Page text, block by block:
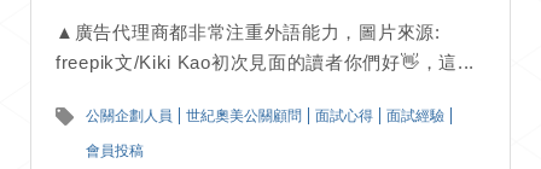
▲廣告代理商都非常注重外語能力，圖片來源:
freepik文/Kiki Kao初次見面的讀者你們好👋，這...
公關企劃人員 世紀奧美公關顧問 面試心得 面試經驗
會員投稿